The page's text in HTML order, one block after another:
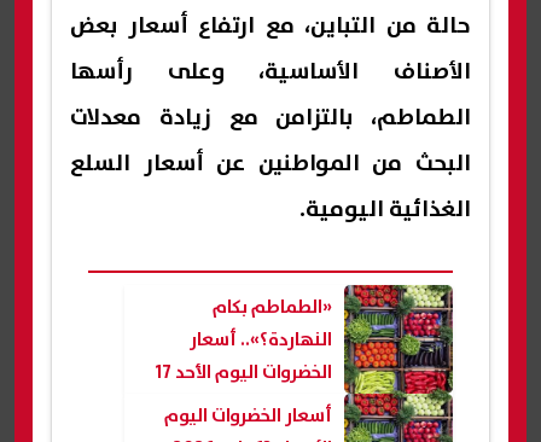
حالة من التباين، مع ارتفاع أسعار بعض
الأصناف الأساسية، وعلى رأسها
الطماطم، بالتزامن مع زيادة معدلات
البحث من المواطنين عن أسعار السلع
الغذائية اليومية.
«الطماطم بكام
النهاردة؟».. أسعار
الخضروات اليوم الأحد 17
مايو 2026 في الأسواق
أسعار الخضروات اليوم